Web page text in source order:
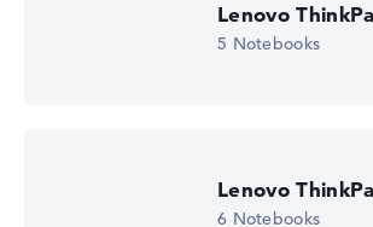
Lenovo
5 Notebooks
Lenovo
6 Notebooks